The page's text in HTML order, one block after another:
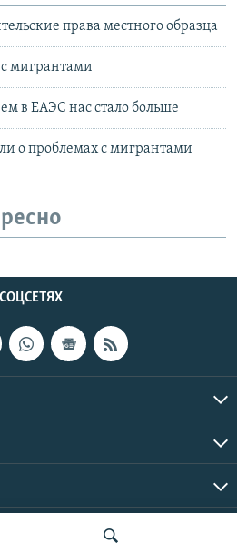
права местного образца
мигрантами
в ЕАЭС нас стало больше
о проблемах с мигрантами
RFE/RL, Inc. | Все права защищены.